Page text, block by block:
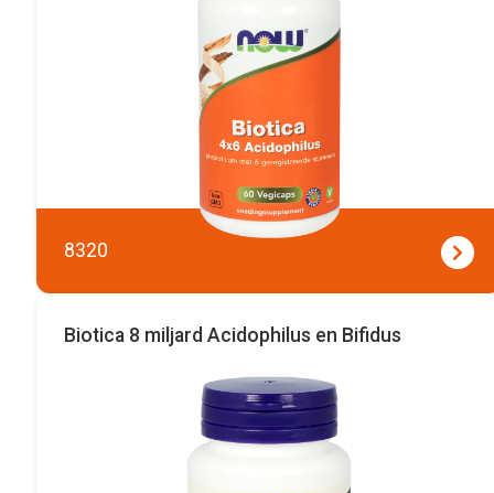
8320
Biotica 8 miljard Acidophilus en Bifidus